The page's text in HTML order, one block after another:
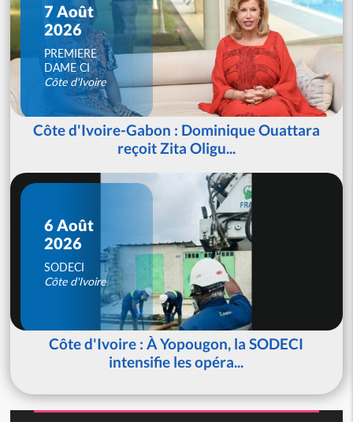
7 Août
2026
PREMIERE
DAME CI
Côte d'Ivoire
Côte d'Ivoire-Gabon : Dominique Ouattara
reçoit Zita Oligu...
6 Août
2026
SODECI
Côte d'Ivoire
Côte d'Ivoire : À Yopougon, la SODECI
intensifie les opéra...